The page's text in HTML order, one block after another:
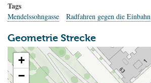
Tags
Mendelssohngasse Radfahren gegen die Einbahn
Geometrie Strecke
+
−